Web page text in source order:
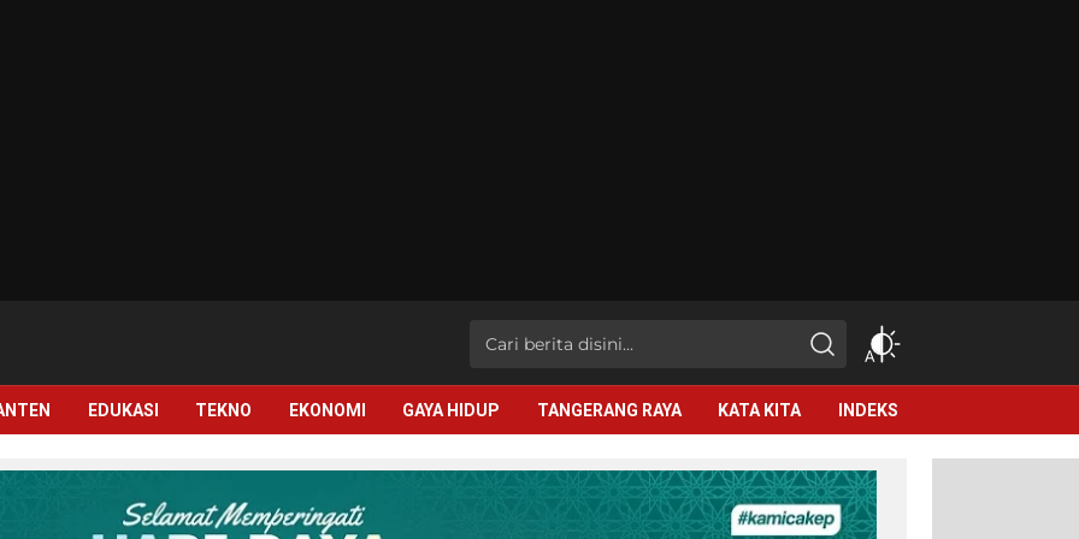
EDUKASI TEKNO EKONOMI GAYA HIDUP TANGERANG RAYA KATA KITA INDEKS